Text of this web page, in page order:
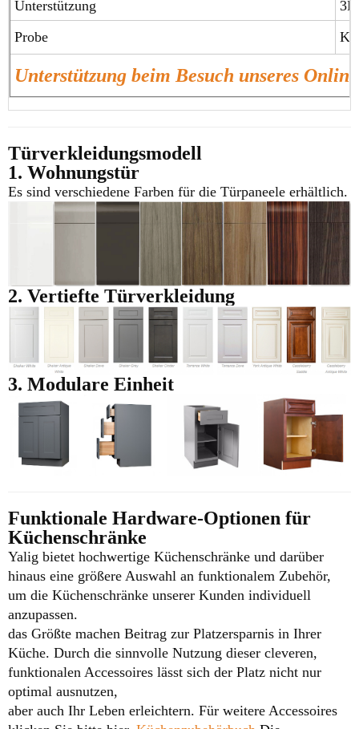
Unterstützung
Probe
Unterstützung beim Besuch unseres
Türverkleidungsmodell
1. Wohnungstür
Es sind verschiedene Farben für die Türpaneele erhältlich.
2. Vertiefte Türverkleidung
3. Modulare Einheit
Funktionale Hardware-Optionen für
Küchenschränke
Yalig bietet hochwertige Küchenschränke und darüber
hinaus eine größere Auswahl an funktionalem Zubehör,
um die Küchenschränke unserer Kunden individuell
anzupassen.
das Größte machen Beitrag zur Platzersparnis in Ihrer
Küche. Durch die sinnvolle Nutzung dieser cleveren,
funktionalen Accessoires lässt sich der Platz nicht nur
optimal ausnutzen,
aber auch Ihr Leben erleichtern. Für weitere Accessoires